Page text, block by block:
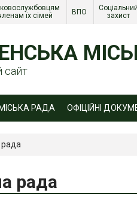
їх сімей
ВПО
Соціальний
захист
сайт
МІСЬКА РАДА ОФІЦІЙНІ
рада
рада